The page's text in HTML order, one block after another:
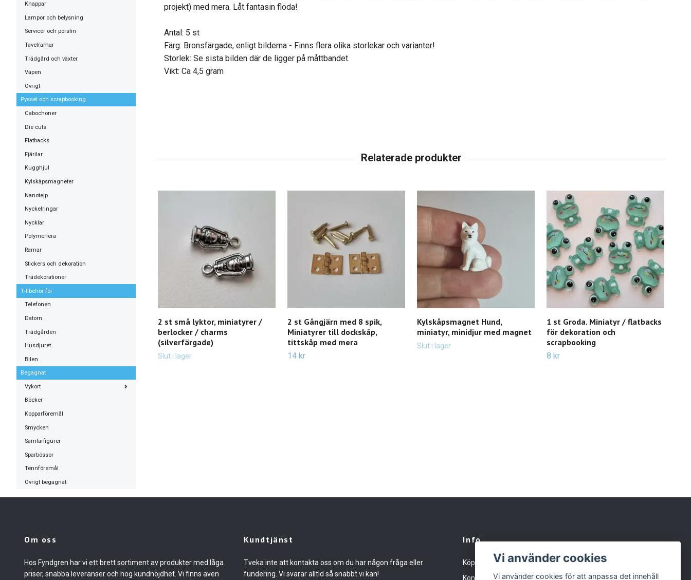
Knappar
Lampor och belysning
Servicer och porslin
Tavelramar
Trädgård och växter
Vapen
Övrigt
Pyssel och scrapbooking
Cabochoner
Die cuts
Flatbacks
Fjärilar
Kugghjul
Kylskåpsmagneter
Nanotejp
Nyckelringar
Nycklar
Polymerlera
Ramar
Stickers och dekoration
Trädekorationer
Tillbehör för
Telefonen
Datorn
Trädgården
Husdjuret
Bilen
Begagnat
Vykort
Böcker
Kopparföremål
Smycken
Samlarfigurer
Sparbössor
Tennföremål
Övrigt begagnat
projekt) med mera. Låt fantasin flöda!
Antal: 5 st
Färg: Bronsfärgade, enligt bilderna - Finns flera olika storlekar och varianter!
Storlek: Se sista bilden där de ligger på måttbandet.
Vikt: Ca 4,5 gram
2 st små lyktor, miniatyrer /
berlocker / charms
(silverfärgade)
Slut i lager
2 st Gångjärn med 8 spik,
Miniatyrer till dockskåp,
tittskåp med mera
14 kr
Kylskåpsmagnet Hund,
miniatyr, minidjur med magnet
Slut i lager
1 st Groda. Miniatyr / flatbacks
för dekoration och
scrapbooking
8 kr
Om oss
Hos Fyndgren har vi ett brett sortiment av produkter med låga
priser, snabba leveranser och hög kundnöjdhet. Vi finns även
Kundtjänst
Tveka inte att kontakta oss om du har någon fråga eller
fundering. Vi svarar alltid så snabbt vi kan!
Info
Köpvillkor
Kontakt
Vi använder cookies
Vi använder cookies för att anpassa det innehåll